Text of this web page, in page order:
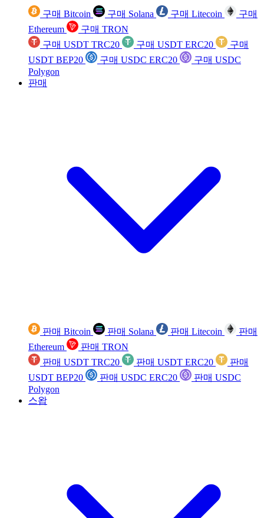
구매 Bitcoin 구매 Solana 구매 Litecoin
구매
Ethereum
구매 TRON
구매 USDT TRC20
구매 USDT ERC20
구매
USDT BEP20
구매 USDC ERC20
구매 USDC
Polygon
판매
판매 Bitcoin 판매 Solana 판매 Litecoin
판매
Ethereum
판매 TRON
판매 USDT TRC20
판매 USDT ERC20
판매
USDT BEP20
판매 USDC ERC20
판매 USDC
Polygon
스왑